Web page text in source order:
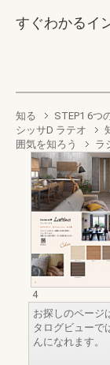
すぐわかるイ
知る STEP1 6つ
シッサD ラテオ
囲気を知ろう
ラ
4
お探しのページ
タログビューで
んになれます。